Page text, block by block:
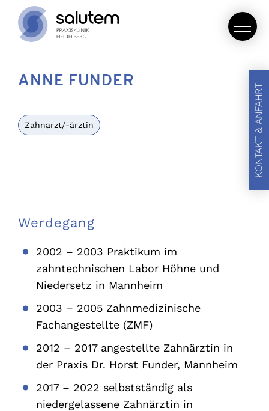
ANNE FUNDER
Zahnarzt/-ärztin
Werdegang
2002 – 2003 Praktikum im
zahntechnischen Labor Höhne und
Niedersetz in Mannheim
2003 – 2005 Zahnmedizinische
Fachangestellte (ZMF)
2012 – 2017 angestellte Zahnärztin in
der Praxis Dr. Horst Funder, Mannheim
2017 – 2022 selbstständig als
niedergelassene Zahnärztin in
KONTAKT & ANFAHRT